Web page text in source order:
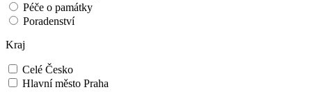
Péče o památky
Poradenství
Kraj
Celé Česko
Hlavní město Praha